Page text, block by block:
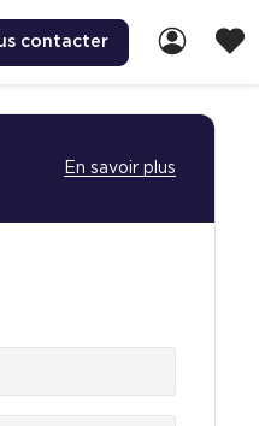
contacter
En savoir plus